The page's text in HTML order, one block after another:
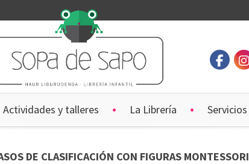
Actividades y talleres La Librería Servicios
DE CLASIFICACIÓN CON FIGURAS MONTESSORI